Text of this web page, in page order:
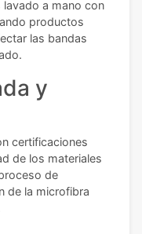
lavado a mano con
productos
las bandas
y
certificaciones
de los materiales
de
de la microfibra